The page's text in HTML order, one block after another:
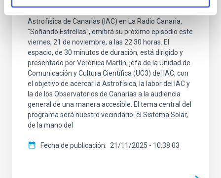
El programa de divulgación científica del Instituto de
Astrofísica de Canarias (IAC) en La Radio Canaria,
"Soñando Estrellas", emitirá su próximo episodio este
viernes, 21 de noviembre, a las 22:30 horas. El
espacio, de 30 minutos de duración, está dirigido y
presentado por Verónica Martín, jefa de la Unidad de
Comunicación y Cultura Científica (UC3) del IAC, con
el objetivo de acercar la Astrofísica, la labor del IAC y
la de los Observatorios de Canarias a la audiencia
general de una manera accesible. El tema central del
programa será nuestro vecindario: el Sistema Solar,
de la mano del
Fecha de publicación 21/11/2025 - 10:38:03